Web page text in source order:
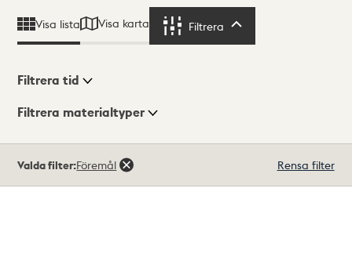
Visa lista Visa karta Filtrera
Visningsläge
Filtrera tid
Filtrera materialtyper
träffar
Valda filter:Föremål Rensa filter